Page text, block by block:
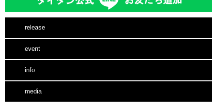
release
event
info
media